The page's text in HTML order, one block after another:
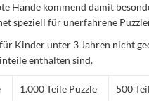
Hände kommend damit
speziell für unerfahrene
Kinder unter 3 Jahren nicht
enthalten sind.
1.000 Teile Puzzle 500